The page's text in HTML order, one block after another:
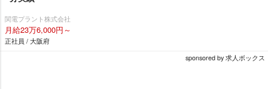
関電プラント株式会社
月給23万6,000円～
正社員 / 大阪府
sponsored by 求人ボックス